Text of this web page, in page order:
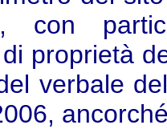
con
proprietà
verbale